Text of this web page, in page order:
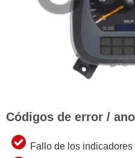
Códigos de error /
Fallo de los